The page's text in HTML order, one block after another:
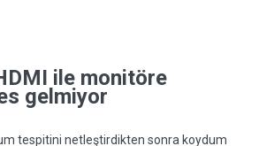
ile monitöre
gelmiyor
tespitini netleştirdikten sonra koydum